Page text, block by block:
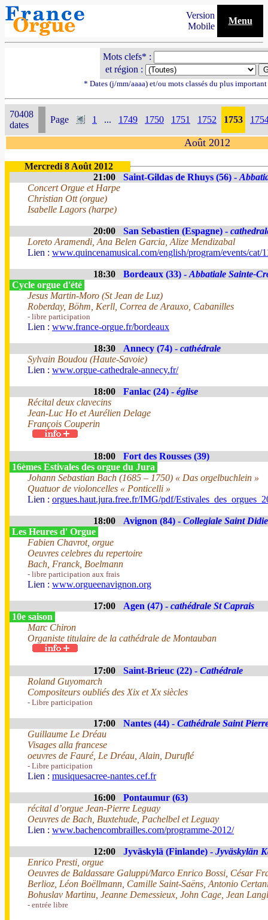
Version
Mobile
Menu
Mots clefs* :
et région :
* Dates (j/mm/aaaa) et/ou mots classés du plus
70408
dates
Page 1 ... 1749 1750 1751 1752 1753
Août 2012
Mercredi 8 Août 2012
21:00
Saint-Gildas de Rhuys (56) -
Concert Orgue et Harpe
Christian Ott (orgue)
Isabelle Lagors (harpe)
20:00 San Sebastien (Espagne) -
Loreto Aramendi, Ana Belen Garcia, Alize Mendizabal
Lien : www.quincenamusical.com/english/program/events/cat/
18:30 Bordeaux (33) - Abbatiale Sainte-
Cycle orgue d'été
Jesus Martin-Moro (St Jean de Luz)
Roberday, Böhm, Kerll, Correa de Arauxo, Cabanilles
- libre participation
Lien : www.france-orgue.fr/bordeaux
18:30 Annecy (74) - cathédrale
Sylvain Boudou (Haute-Savoie)
Lien : www.orgue-cathedrale-annecy.fr/
18:00 Fanlac (24) - église
Récital deux clavecins
Jean-Luc Ho et Aurélien Delage
François Couperin
18:00
Fort des Rousses (39)
16èmes Estivales des orgue du Jura
Johann Sebastian Bach (1685 – 1750) « Das orgelbuchlein »
Quatuor de violoncelles « Ponticelli »
Lien : orgues.haut.jura.free.fr/IMG/pdf/
18:00 Avignon (84) - Collegiale Saint
Les Heures d' Orgue
Fabien Chavrot, orgue
Oeuvres celebres du repertoire
Bach, Franck, Boelmann
- libre participation aux frais
Lien : www.orgueenavignon.org
17:00 Agen (47) - cathédrale St Caprais
10e saison
Marc Chiron
Organiste titulaire de la cathédrale de Montauban
17:00 Saint-Brieuc (22) - Cathédrale
Roland Guyomarch
Compositeurs oubliés des Xix et Xx siècles
- Libre participation
17:00 Nantes (44) - Cathédrale Saint
Guillaume Le Dréau
Visages alla francese
oeuvres de Fauré, Le Dréau, Alain, Duruflé
- Libre participation
Lien : musiquesacree-nantes.cef.fr
16:00
Pontaumur (63)
récital d’orgue Jean-Pierre Leguay
Oeuvres de Bach, Buxtehude, Pachelbel et Leguay
Lien : www.bachencombrailles.com/programme-2012/
12:00 Jyväskylä (Finlande) - Jyväskylän
Enrico Presti, orgue
Oeuvres de Baldassare Galuppi/Marco Enrico Bossi, César
Berlioz, Léon Boëllmann, Camille Saint-Saëns, Antonio
Bohuslav Martinu, Jeanne Demessieux, John Cage, Jean
- entrée libre